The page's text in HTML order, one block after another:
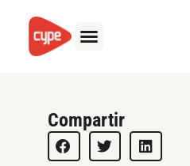
contenido
Compartir